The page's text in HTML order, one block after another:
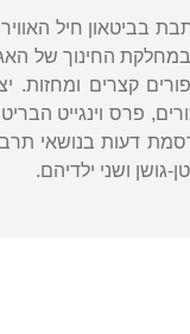
בביטאון חיל
החינוך של
קצרים ומחזות.
גושן ושני ילדיהם.